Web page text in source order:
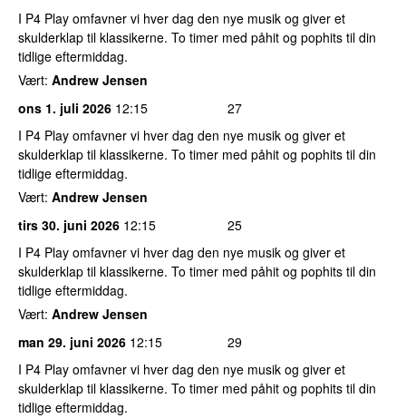
I P4 Play omfavner vi hver dag den nye musik og giver et
skulderklap til klassikerne. To timer med påhit og pophits til din
tidlige eftermiddag.
Vært: Andrew Jensen
ons 1. juli 2026 12:15
27
I P4 Play omfavner vi hver dag den nye musik og giver et
skulderklap til klassikerne. To timer med påhit og pophits til din
tidlige eftermiddag.
Vært: Andrew Jensen
tirs 30. juni 2026 12:15
25
I P4 Play omfavner vi hver dag den nye musik og giver et
skulderklap til klassikerne. To timer med påhit og pophits til din
tidlige eftermiddag.
Vært: Andrew Jensen
man 29. juni 2026 12:15
29
I P4 Play omfavner vi hver dag den nye musik og giver et
skulderklap til klassikerne. To timer med påhit og pophits til din
tidlige eftermiddag.